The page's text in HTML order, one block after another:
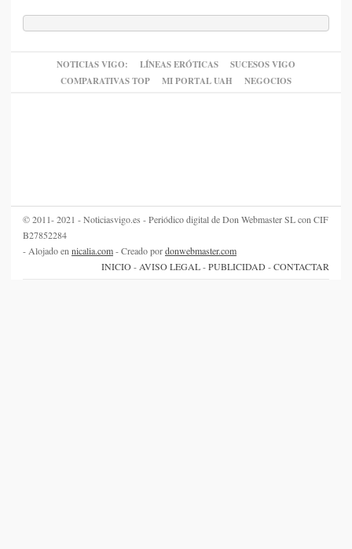
NOTICIAS VIGO: LÍNEAS ERÓTICAS
SUCESOS VIGO
COMPARATIVAS TOP
MI PORTAL UAH NEGOCIOS
© 2011- 2021 - Noticiasvigo.es - Periódico digital de Don Webmaster SL con CIF
B27852284
- Alojado en nicalia.com- Creado pordonwebmaster.com
INICIO- AVISO LEGAL-PUBLICIDAD -CONTACTAR